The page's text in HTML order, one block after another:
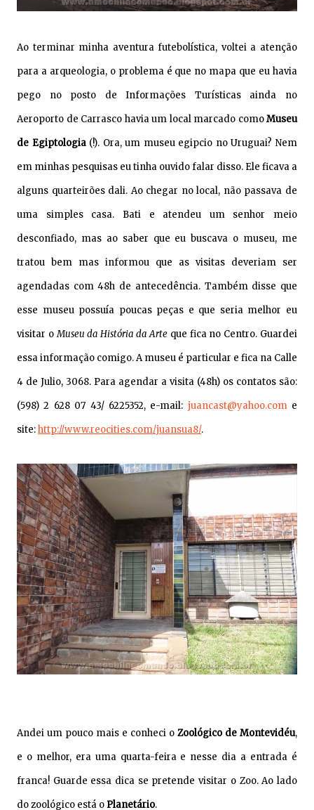
Ao terminar minha aventura futebolística, voltei a atenção
para a arqueologia, o problema é que no mapa que eu havia
pego no posto de Informações Turísticas ainda no
Aeroporto de Carrasco havia um local marcado comoMuseu
de Egiptologia(!). Ora, um museu egipcio no Uruguai? Nem
em minhas pesquisas eu tinha ouvido falar disso. Ele ficava a
alguns quarteirões dali. Ao chegar no local, não passava de
uma simples casa. Bati e atendeu um senhor meio
desconfiado, mas ao saber que eu buscava o museu, me
tratou bem mas informou que as visitas deveriam ser
agendadas com 48h de antecedência. Também disse que
esse museu possuía poucas peças e que seria melhor eu
visitar oMuseu da História da Arteque fica no Centro. Guardei
essa informação comigo.A museu é particular e fica na Calle
4 de Julio, 3068. Para agendar a visita (48h) os contatos são:
(598) 2 628 07 43/ 6225352, e-mail: juancast@yahoo.come
site:http://www.reocities.com/juansua8/.
Andei um pouco mais e conheci o Zoológico de Montevidéu,
e o melhor, era uma quarta-feira e nesse dia a entrada é
franca! Guarde essa dica se pretende visitar o Zoo. Ao lado
do zoológico está o Planetário.